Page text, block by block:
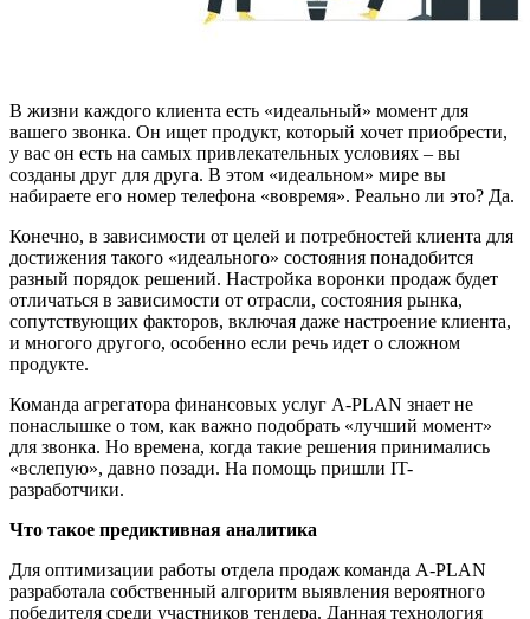
В жизни каждого клиента есть «идеальный» момент для
вашего звонка. Он ищет продукт, который хочет приобрести,
у вас он есть на самых привлекательных условиях – вы
созданы друг для друга. В этом «идеальном» мире вы
набираете его номер телефона «вовремя». Реально ли это? Да.
Конечно, в зависимости от целей и потребностей клиента для
достижения такого «идеального» состояния понадобится
разный порядок решений. Настройка воронки продаж будет
отличаться в зависимости от отрасли, состояния рынка,
сопутствующих факторов, включая даже настроение клиента,
и многого другого, особенно если речь идет о сложном
продукте.
Команда агрегатора финансовых услуг A-PLAN знает не
понаслышке о том, как важно подобрать «лучший момент»
для звонка. Но времена, когда такие решения принимались
«вслепую», давно позади. На помощь пришли IT-
разработчики.
Что такое предиктивная аналитика
Для оптимизации работы отдела продаж команда A-PLAN
разработала собственный алгоритм выявления вероятного
победителя среди участников тендера. Данная технология